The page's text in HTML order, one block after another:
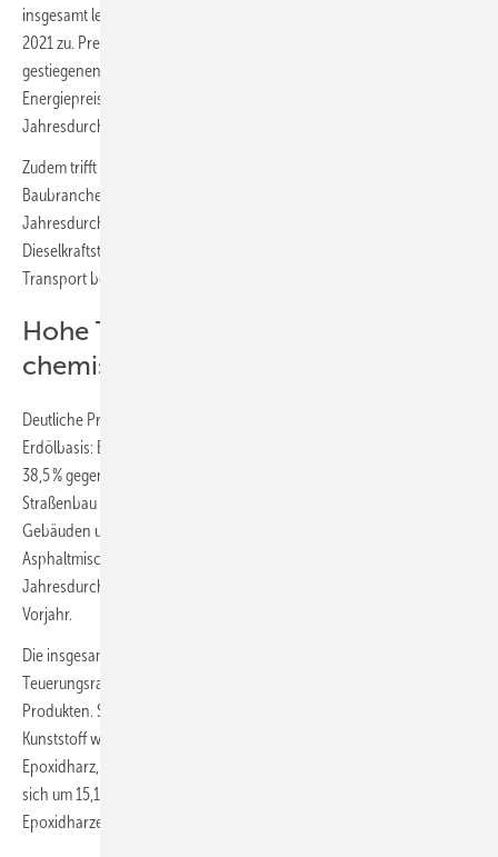
insgesamt legte im Jahresdurchschnitt 2022 um 32,9 % gegenüber
2021 zu. Preistreibend auf den Baustellen wirkten sich vor allem die
gestiegenen Energiepreise aus. Ohne Berücksichtigung der
Energiepreise waren die Erzeugerpreise 14,0 % höher als im
Jahresdurchschnitt 2021.
Zudem trifft auch der Preisanstieg beim Dieselkraftstoff die
Baubranche stark. Die Erzeugerpreise für Dieselkraftstoff stiegen im
Jahresdurchschnitt 2022 um 41,6 % gegenüber dem Jahr 2021.
Dieselkraftstoff wird für den Betrieb von Baumaschinen und im
Transport benötigt.
Hohe Teuerungsraten auch für
chemische Produkte
Deutliche Preissteigerungen gab es auch bei Baumaterialien auf
Erdölbasis: Bitumen verteuerte sich im Jahresdurchschnitt 2022 um
38,5 % gegenüber 2021. Dieser Baustoff wird unter anderem im
Straßenbau verwendet, aber auch zur Abdichtung von Dächern,
Gebäuden und Fundamenten gegen das Eindringen von Wasser.
Asphaltmischgut, ebenfalls mit Bitumenbestandteil, verteuerte sich im
Jahresdurchschnitt 2022 um gut ein Viertel (25,8 %) gegenüber dem
Vorjahr.
Die insgesamt hohen Energiepreise waren auch ein Grund für höhere
Teuerungsraten bei im Bausektor vielfach genutzten chemischen
Produkten. So lagen die Erzeugerpreise für Dämmplatten aus
Kunststoff wie Polystyrol um 21,1 % über dem Niveau des Vorjahres.
Epoxidharz, ein wichtiges Bindemittel für Farben und Lacke, verteuerte
sich um 15,1 %, Anstrichfarben und Lacke auf Grundlage von
Epoxidharzen kosteten im Schnitt 24,0 % mehr.